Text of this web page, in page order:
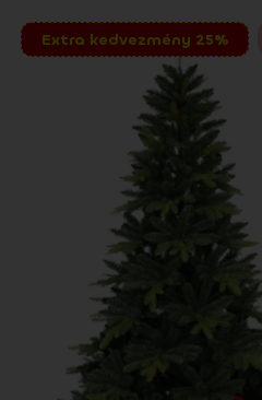
Extra kedvezmény 25%